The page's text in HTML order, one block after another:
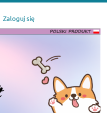
Zaloguj się